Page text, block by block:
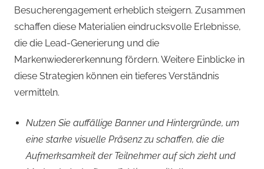
Besucherengagement erheblich steigern. Zusammen
schaffen diese Materialien eindrucksvolle Erlebnisse,
die die Lead-Generierung und die
Markenwiedererkennung fördern. Weitere Einblicke in
diese Strategien können ein tieferes Verständnis
vermitteln.
Nutzen Sie auffällige Banner und Hintergründe, um
eine starke visuelle Präsenz zu schaffen, die die
Aufmerksamkeit der Teilnehmer auf sich zieht und